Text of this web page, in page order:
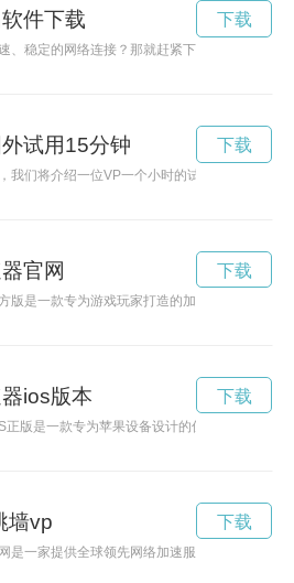
件下载
、稳定的网络连接？那就赶紧下载安装风车云
下载
试用15分钟
我们将介绍一位VP一个小时的试用体验，展示
下载
官网
版是一款专为游戏玩家打造的加速器软件，能
下载
ios版本
正版是一款专为苹果设备设计的优化工具，能
下载
墙vp
是一家提供全球领先网络加速服务的公司，致
下载